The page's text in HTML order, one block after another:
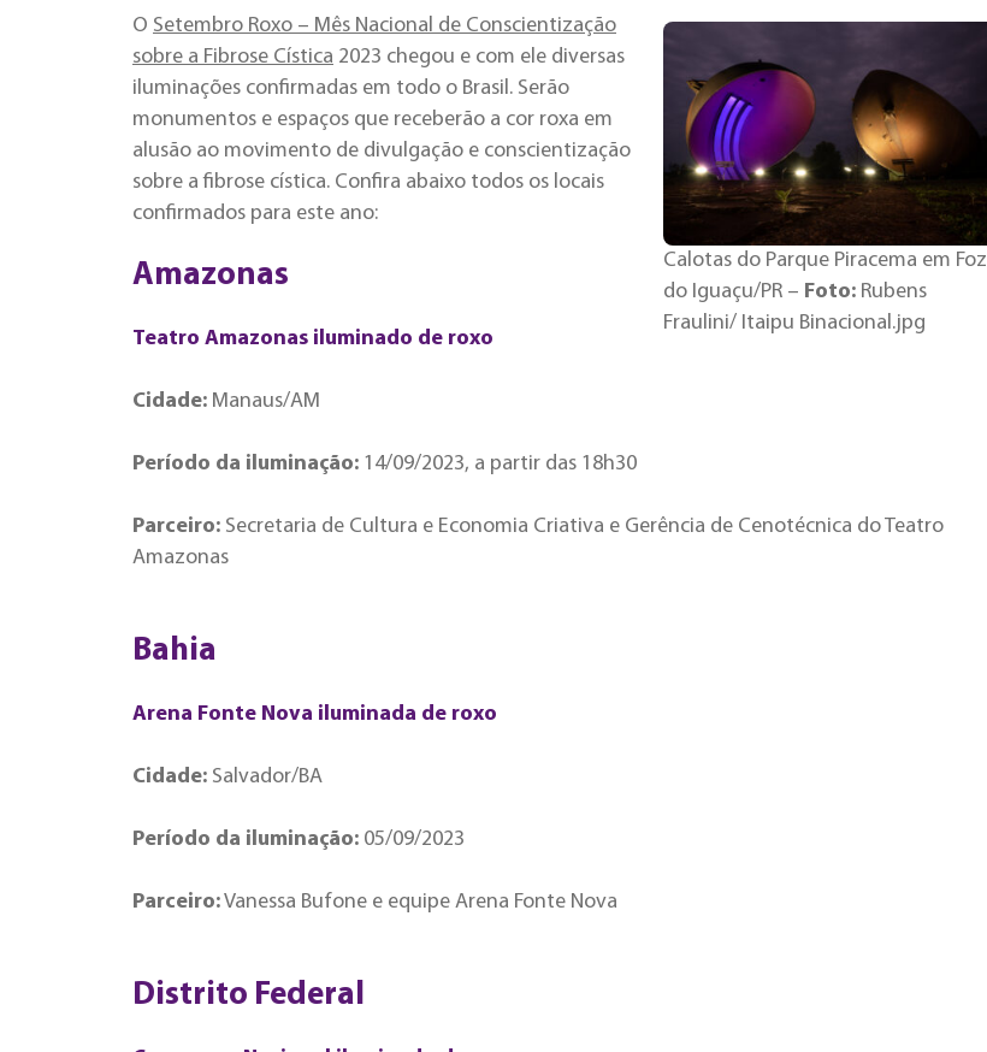
Calotas do Parque Piracema em Foz
do Iguaçu/PR – Foto: Rubens
Fraulini/ Itaipu Binacional.jpg
O Setembro Roxo – Mês Nacional de Conscientização
sobre a Fibrose Cística 2023 chegou e com ele diversas
iluminações confirmadas em todo o Brasil. Serão
monumentos e espaços que receberão a cor roxa em
alusão ao movimento de divulgação e conscientização
sobre a fibrose cística. Confira abaixo todos os locais
confirmados para este ano:
Amazonas
Teatro Amazonas iluminado de roxo
Cidade: Manaus/AM
Período da iluminação: 14/09/2023, a partir das 18h30
Parceiro: Secretaria de Cultura e Economia Criativa e Gerência de Cenotécnica do Teatro
Amazonas
Bahia
Arena Fonte Nova iluminada de roxo
Cidade: Salvador/BA
Período da iluminação: 05/09/2023
Parceiro:Vanessa Bufone e equipe Arena Fonte Nova
Distrito Federal